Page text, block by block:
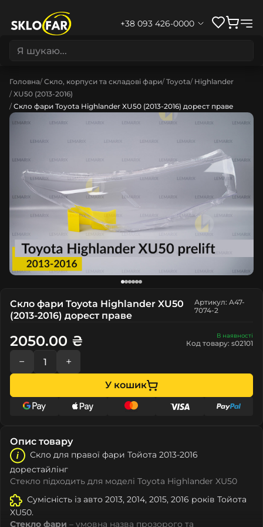
+38 093 426-0000
Головна Скло, корпуси та складові фари Toyota Highlander
XU50 (2013-2016)
Скло фари Toyota Highlander XU50 (2013-2016) дорест праве
Скло фари Toyota Highlander XU50
(2013-2016) дорест праве
Артикул: A47-
7074-2
В наявності
Код товару: s02101
2050.00 ₴
− +
У кошик
Опис товару
Скло для правої фари Тойота 2013-2016
дорестайлінг
Стекло підходить для моделі Toyota Highlander XU50
Сумісність із авто 2013, 2014, 2015, 2016 років Тойота
XU50.
Стекло фари – умовна назва прозорого та